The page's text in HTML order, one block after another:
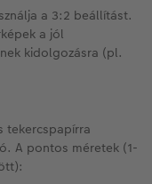
a 3:2 beállítást.
a jól
kidolgozásra (pl.
tekercspapírra
A pontos méretek (1-